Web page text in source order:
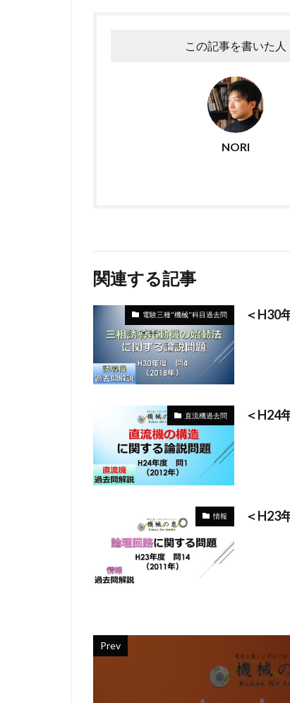
この記事を書いた人
NORI
関連する記事
電験三種"機械"科目過去問 ＜H30
直流機過去問 ＜H24
情報 ＜H23
Prev